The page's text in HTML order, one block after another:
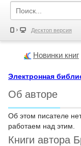
Десктоп версия
Новинки книг
Электронная
Об авторе
Об этом писателе
работаем над этим.
Книги автора